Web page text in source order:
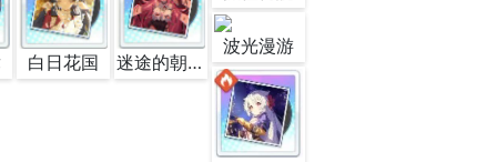
白日花国 迷途的朝聖者
波光漫游